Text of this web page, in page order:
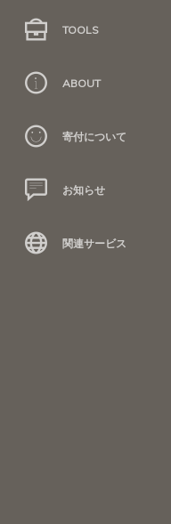
TOOLS
ABOUT
寄付について
お知らせ
関連サービス